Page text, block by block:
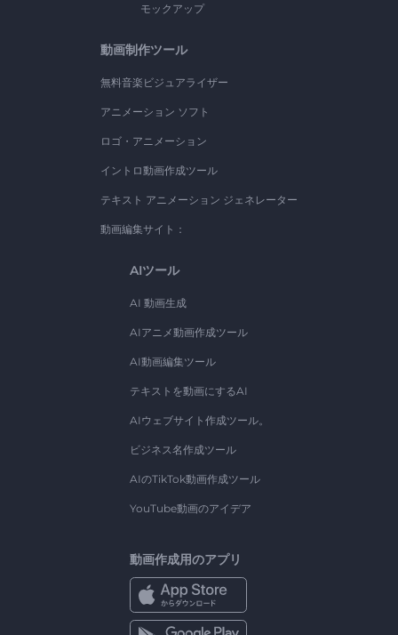
モックアップ
動画制作ツール
無料音楽ビジュアライザー
アニメーション ソフト
ロゴ・アニメーション
イントロ動画作成ツール
テキスト アニメーション ジェネレーター
動画編集サイト：
AIツール
AI 動画生成
AIアニメ動画作成ツール
AI動画編集ツール
テキストを動画にするAI
AIウェブサイト作成ツール。
ビジネス名作成ツール
AIのTikTok動画作成ツール
YouTube動画のアイデア
動画作成用のアプリ